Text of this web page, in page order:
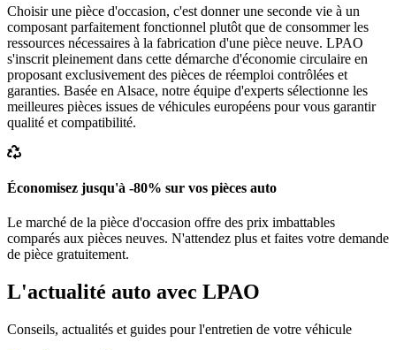
Choisir une pièce d'occasion, c'est donner une seconde vie à un
composant parfaitement fonctionnel plutôt que de consommer les
ressources nécessaires à la fabrication d'une pièce neuve. LPAO
s'inscrit pleinement dans cette démarche d'économie circulaire en
proposant exclusivement des pièces de réemploi contrôlées et
garanties. Basée en Alsace, notre équipe d'experts sélectionne les
meilleures pièces issues de véhicules européens pour vous garantir
qualité et compatibilité.
Économisez jusqu'à -80% sur vos pièces auto
Le marché de la pièce d'occasion offre des prix imbattables
comparés aux pièces neuves. N'attendez plus et faites votre demande
de pièce gratuitement.
L'actualité auto avec LPAO
Conseils, actualités et guides pour l'entretien de votre véhicule